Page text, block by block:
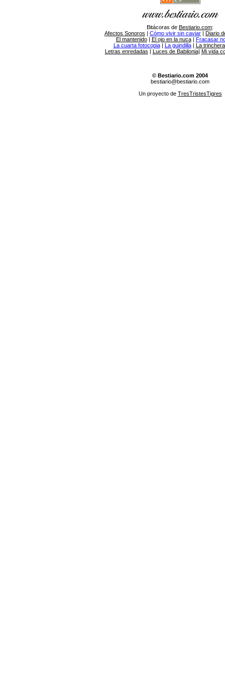
Bitácoras de Bestiario.com:
Afectos Sonoros | Cómo vivir sin caviar | Diario
El mantenido| El ojo en la nuca| Fracasar
La cuarta fotocopia| La guindilla| La
Letras enredadas | Luces de Babilonia| Mi vida
© Bestiario.com 2004
bestiario@bestiario.com
Un proyecto de TresTristesTigres